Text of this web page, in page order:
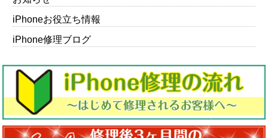
iPhoneお役立ち情報
iPhone修理ブログ